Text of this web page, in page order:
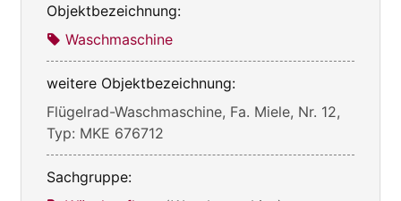
Objektbezeichnung:
Waschmaschine
weitere Objektbezeichnung:
Flügelrad-Waschmaschine, Fa. Miele, Nr. 12,
Typ: MKE 676712
Sachgruppe: